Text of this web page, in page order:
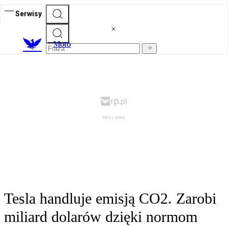
Serwisy
Moto
Tesla handluje emisją CO2. Zarobi
miliard dolarów dzięki normom